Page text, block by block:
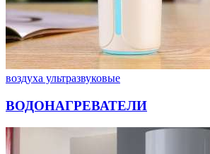
воздуха ультразвуковые
ВОДОНАГРЕВАТЕЛИ